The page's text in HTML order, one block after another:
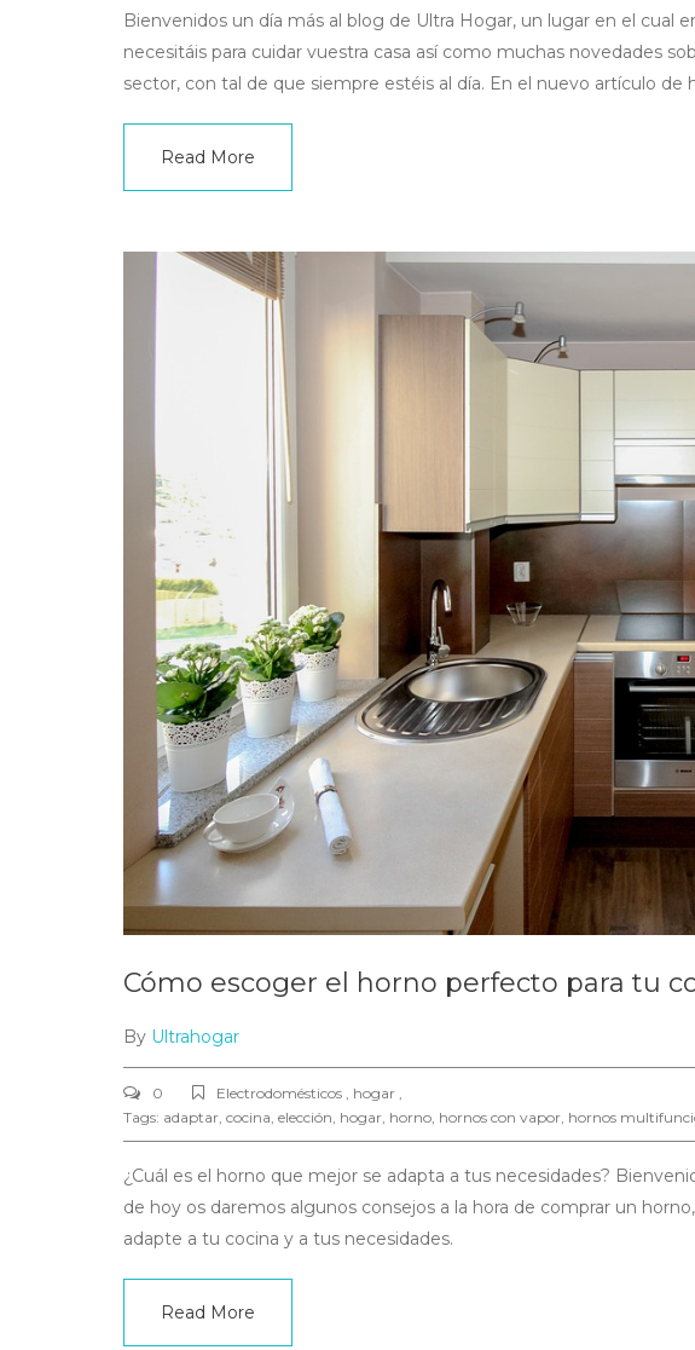
Bienvenidos un día más al blog de Ultra Hogar, un lugar en el cual
necesitáis para cuidar vuestra casa así como muchas novedades
sector, con tal de que siempre estéis al día. En el nuevo artículo de
Read More
Cómo escoger el horno perfecto para tu
By Ultrahogar
0
Electrodomésticos , hogar ,
Tags: adaptar, cocina, elección, hogar, horno, hornos con vapor, hornos
¿Cuál es el horno que mejor se adapta a tus necesidades?
de hoy os daremos algunos consejos a la hora de comprar un
adapte a tu cocina y a tus necesidades.
Read More